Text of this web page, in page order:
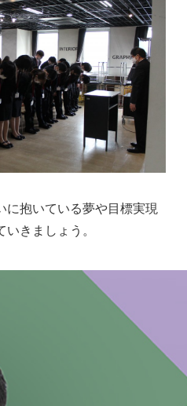
に抱いている夢や目標実現
きましょう。